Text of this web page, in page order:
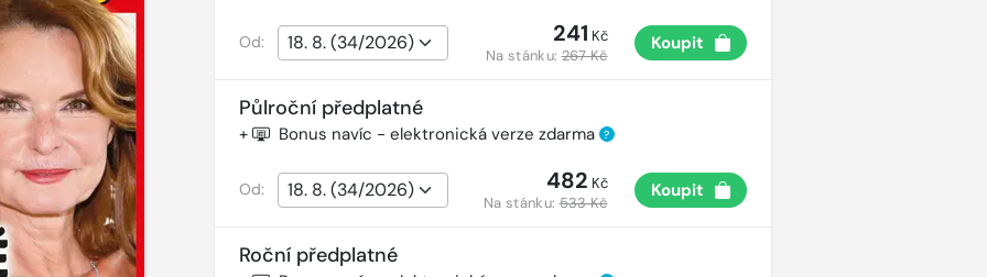
Od: 241 Kč
Na stánku:267 Kč
Koupit
Půlroční předplatné
+ Bonus navíc - elektronická verze zdarma ?
Od: 482 Kč
Na stánku:533 Kč
Koupit
Roční předplatné